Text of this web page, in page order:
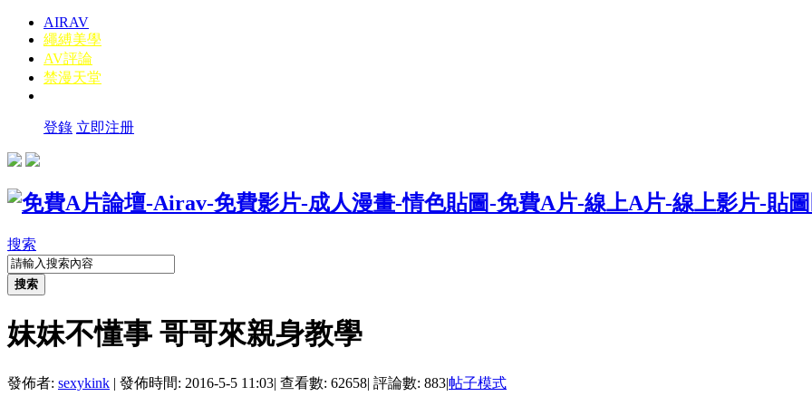
AIRAV
繩縛美學
AV評論
禁漫天堂
登錄 立即注册
搜索
搜索
妹妹不懂事 哥哥來親身教學
發佈者: sexykink | 發佈時間: 2016-5-5 11:03| 查看數: 62658| 評論數: 883|帖子模式